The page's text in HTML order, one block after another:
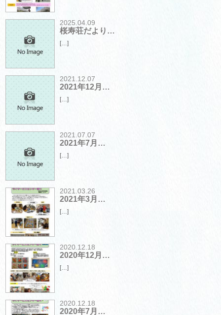
2025.04.09
桜寿荘だより…
[…]
2021.12.07
2021年12月…
[…]
2021.07.07
2021年7月…
[…]
2021.03.26
2021年3月…
[…]
2020.12.18
2020年12月…
[…]
2020.12.18
2020年7月…